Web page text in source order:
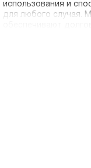
использования и
для любого случая.